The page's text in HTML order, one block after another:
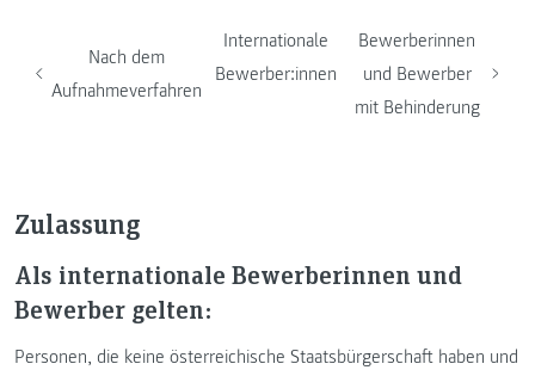
Nach dem
Aufnahmeverfahren
Internationale
Bewerber:innen
Bewerberinnen
und Bewerber
mit Behinderung
Zulassung
Als internationale Bewerberinnen und
Bewerber gelten:
Personen, die keine österreichische Staatsbürgerschaft haben und